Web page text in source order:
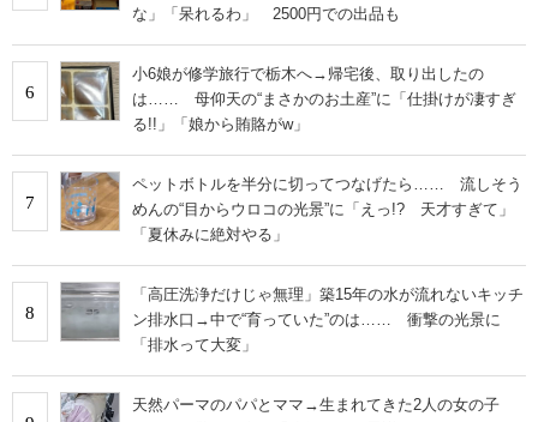
な」「呆れるわ」 2500円での出品も
6
小6娘が修学旅行で栃木へ→帰宅後、取り出したの
は…… 母仰天の“まさかのお土産”に「仕掛けが凄すぎ
る!!」「娘から賄賂がw」
7
ペットボトルを半分に切ってつなげたら…… 流しそう
めんの“目からウロコの光景”に「えっ!? 天才すぎて」
「夏休みに絶対やる」
8
「高圧洗浄だけじゃ無理」築15年の水が流れないキッチ
ン排水口→中で“育っていた”のは…… 衝撃の光景に
「排水って大変」
天然パーマのパパとママ→生まれてきた2人の女の子